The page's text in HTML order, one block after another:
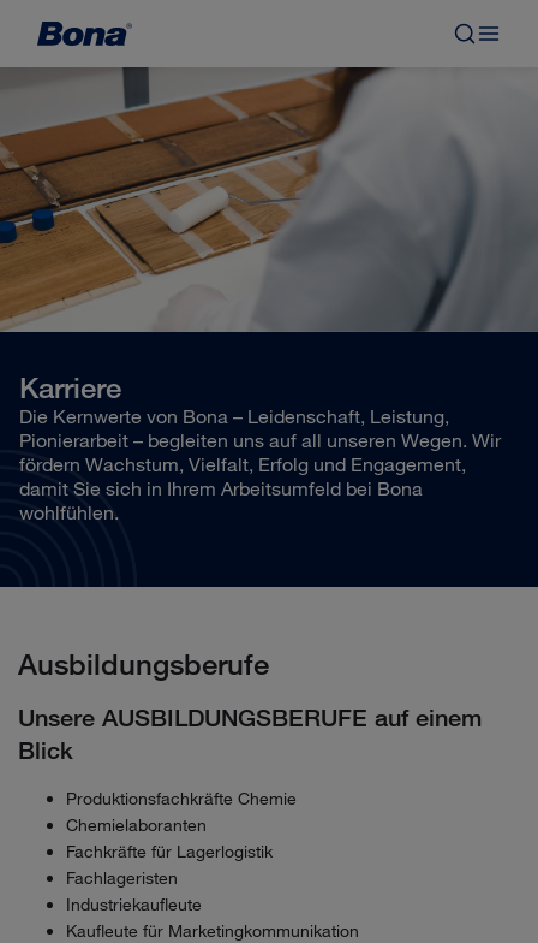
Karriere
Die Kernwerte von Bona – Leidenschaft, Leistung,
Pionierarbeit – begleiten uns auf all unseren Wegen. Wir
fördern Wachstum, Vielfalt, Erfolg und Engagement,
damit Sie sich in Ihrem Arbeitsumfeld bei Bona
wohlfühlen.
Ausbildungsberufe
Unsere AUSBILDUNGSBERUFE auf einem
Blick
Produktionsfachkräfte Chemie
Chemielaboranten
Fachkräfte für Lagerlogistik
Fachlageristen
Industriekaufleute
Kaufleute für Marketingkommunikation